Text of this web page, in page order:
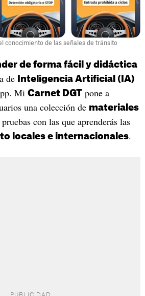
conocimiento de las señales de tránsito
de forma fácil y didáctica
de Inteligencia Artificial (IA)
Mi Carnet DGTpone a
una colección de materiales
con las que aprenderás las
locales e internacionales.